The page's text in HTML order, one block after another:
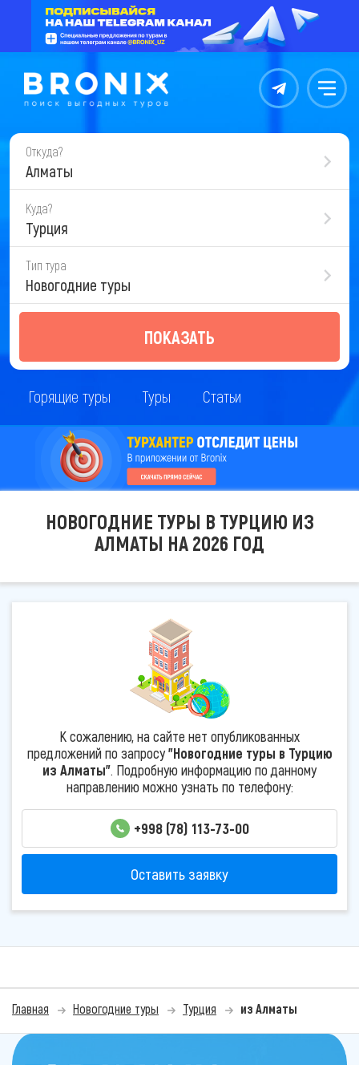
Контакты Меню
Откуда?
Алматы
Куда?
Турция
Тип тура
Новогодние туры
ПОКАЗАТЬ
Горящие туры Туры Статьи
НОВОГОДНИЕ ТУРЫ В ТУРЦИЮ ИЗ
АЛМАТЫ НА 2026 ГОД
К сожалению, на сайте нет опубликованных
предложений по запросу"Новогодние туры в Турцию
из Алматы". Подробную информацию по данному
направлению можно узнать по телефону:
+998 (78) 113-73-00
Оставить заявку
Главная Новогодние туры Турция из Алматы